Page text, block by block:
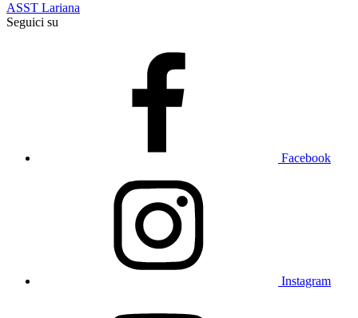
ASST Lariana
Seguici su
Facebook
Instagram